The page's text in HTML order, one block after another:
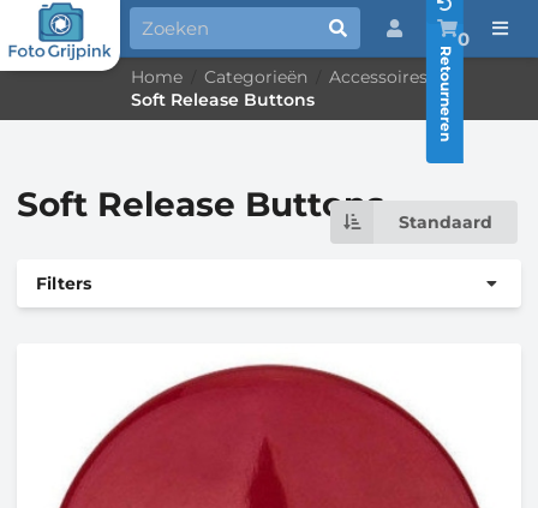
0
Retourneren
Home Categorieën Accessoires
Soft Release Buttons
Soft Release Buttons Standaard
Filters